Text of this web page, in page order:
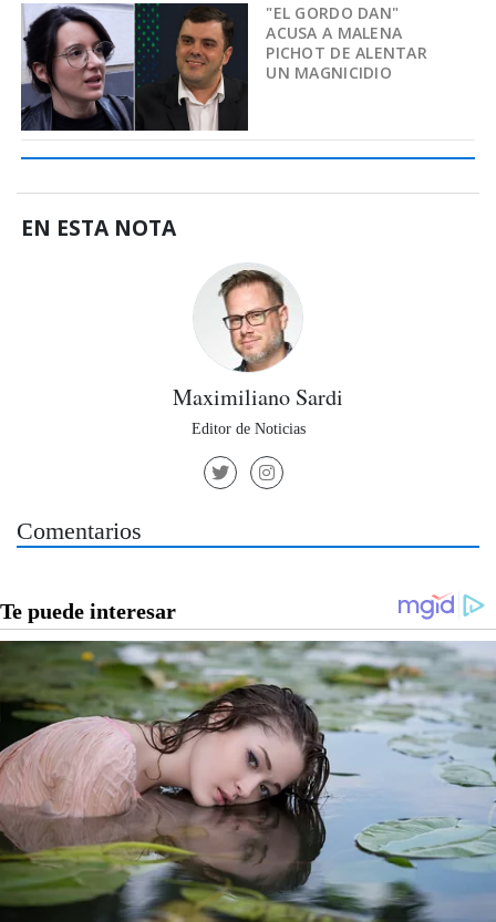
"EL GORDO DAN"
ACUSA A MALENA
PICHOT DE ALENTAR
UN MAGNICIDIO
EN ESTA NOTA
Maximiliano Sardi
Editor de Noticias
Comentarios